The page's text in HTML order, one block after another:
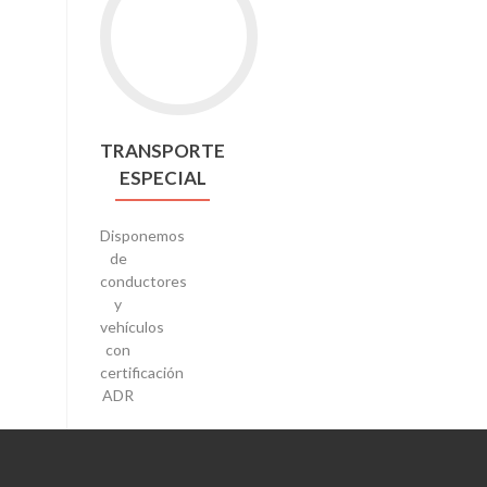
TRANSPORTE
ESPECIAL
Disponemos
de
conductores
y
vehículos
con
certificación
ADR